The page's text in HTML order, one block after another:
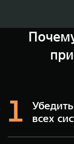
Масштаб
всех